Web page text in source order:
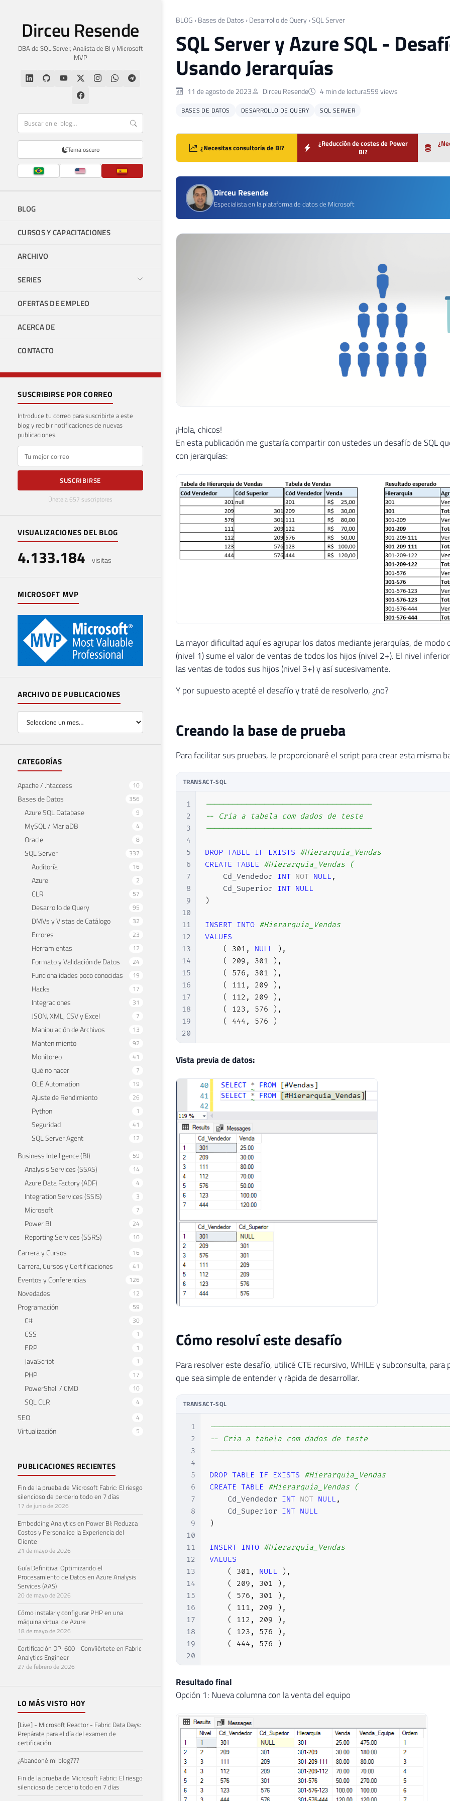
Dirceu Resende
DBA de SQL Server, Analista de BI y Microsoft
MVP
Tema oscuro
BLOG
CURSOS Y CAPACITACIONES
ARCHIVO
SERIES
OFERTAS DE EMPLEO
ACERCA DE
CONTACTO
SUSCRIBIRSE POR CORREO
Introduce tu correo para suscribirte a este
blog y recibir notificaciones de nuevas
publicaciones.
E-mail
SUSCRIBIRSE
Únete a 657 suscriptores
VISUALIZACIONES DEL BLOG
4.133.184 visitas
MICROSOFT MVP
ARCHIVO DE PUBLICACIONES
CATEGORÍAS
Apache / .htaccess 10
Bases de Datos 356
Azure SQL Database 9
MySQL / MariaDB 4
Oracle 8
SQL Server 337
Auditoría 16
Azure 2
CLR 57
Desarrollo de Query 95
DMVs y Vistas de Catálogo 32
Errores 23
Herramientas 12
Formato y Validación de Datos 24
Funcionalidades poco conocidas 19
Hacks 17
Integraciones 31
JSON, XML, CSV y Excel 7
Manipulación de Archivos 13
Mantenimiento 92
Monitoreo 41
Qué no hacer 7
OLE Automation 19
Ajuste de Rendimiento 26
Python 1
Seguridad 41
SQL Server Agent 12
Business Intelligence (BI) 59
Analysis Services (SSAS) 14
Azure Data Factory (ADF) 4
Integration Services (SSIS) 3
Microsoft 7
Power BI 24
Reporting Services (SSRS) 10
Carrera y Cursos 16
Carrera, Cursos y Certificaciones 41
Eventos y Conferencias 126
Novedades 12
Programación 59
C# 30
CSS 1
ERP 1
JavaScript 1
PHP 17
PowerShell / CMD 10
SQL CLR 4
SEO 4
Virtualización 5
PUBLICACIONES RECIENTES
Fin de la prueba de Microsoft Fabric: El riesgo
silencioso de perderlo todo en 7 días
17 de junio de 2026
Embedding Analytics en Power BI: Reduzca
Costos y Personalice la Experiencia del
Cliente
21 de mayo de 2026
Guía Definitiva: Optimizando el
Procesamiento de Datos en Azure Analysis
Services (AAS)
20 de mayo de 2026
Cómo instalar y configurar PHP en una
máquina virtual de Azure
18 de mayo de 2026
Certificación DP-600 - Convíiértete en Fabric
Analytics Engineer
27 de febrero de 2026
LO MÁS VISTO HOY
[Live] - Microsoft Reactor - Fabric Data Days:
Prepárate para el día del examen de
certificación
¿Abandoné mi blog???
Fin de la prueba de Microsoft Fabric: El riesgo
silencioso de perderlo todo en 7 días
BLOG › Bases de Datos › Desarrollo de Query ›SQL Server
SQL Server y Azure SQL -
Usando Jerarquías
11 de agosto de 2023 Dirceu Resende 4 min de lectura559 views
BASES DE DATOS DESARROLLO DE QUERY SQL SERVER
¿Necesitas consultoría de BI?
¿Reducción de costes de Power
BI?
Dirceu Resende
Especialista en la plataforma de datos de Microsoft
¡Hola, chicos!
En esta publicación me gustaría compartir con ustedes un desafío de SQL
con jerarquías:
La mayor dificultad aquí es agrupar los datos mediante jerarquías, de modo
(nivel 1) sume el valor de ventas de todos los hijos (nivel 2+). El nivel
las ventas de todos sus hijos (nivel 3+) y así sucesivamente.
Y por supuesto acepté el desafío y traté de resolverlo, ¿no?
Creando la base de prueba
Para facilitar sus pruebas, le proporcionaré el script para crear esta misma
TRANSACT-SQL
1
2
3
4
5
6
7
8
9
10
11
12
13
14
15
16
17
18
19
20
21
22
24
27
28
30
31
32
33
34
-------------------------------------
-- Cria a tabela com dados de teste
-------------------------------------
DROP TABLE IF EXISTS #Hierarquia_Vendas
CREATE TABLE #Hierarquia_Vendas (
    Cd_Vendedor
INT NOT NULL ,
    Cd_Superior
INT NULL
)
INSERT INTO #Hierarquia_Vendas
VALUES
(
301 , NULL ) ,
(
209 , 301 ) ,
(
576 , 301 ) ,
(
111 , 209 ) ,
(
112 , 209 ) ,
(
123 , 576 ) ,
(
444 , 576 )
DROP TABLE IF
    Cd_Vendedor
INT NOT NULL,
    Venda
NUMERIC(18, 2) NOT NULL
)
INSERT INTO
VALUES
(301, 25
209, 30
111, 80
112, 70
576, 50
(444, 120)
Vista previa de datos:
Cómo resolví este desafío
Para resolver este desafío, utilicé CTE recursivo, WHILE y subconsulta,
que sea simple de entender y rápida de desarrollar.
TRANSACT-SQL
1
2
3
4
5
6
7
8
9
10
11
12
13
14
15
16
17
18
19
20
21
22
23
25
26
28
29
30
31
-- Cria a tabela com dados de teste
DROP TABLE IF EXISTS #Hierarquia_Vendas
CREATE TABLE #Hierarquia_Vendas (
    Cd_Vendedor
INT NOT NULL ,
    Cd_Superior
INT NULL
)
INSERT INTO #Hierarquia_Vendas
VALUES
(
301 , NULL ) ,
(
209 , 301 ) ,
(
576 , 301 ) ,
(
111 , 209 ) ,
(
112 , 209 ) ,
(
123 , 576 ) ,
(
444 , 576 )
DROP
CREATE
TABLE #Vendas (
    Venda
NUMERIC(18, 2) NOT NULL
)
INSERT
#Vendas
VALUES
(
25),
(
30),
Resultado final
Opción 1: Nueva columna con la venta del equipo